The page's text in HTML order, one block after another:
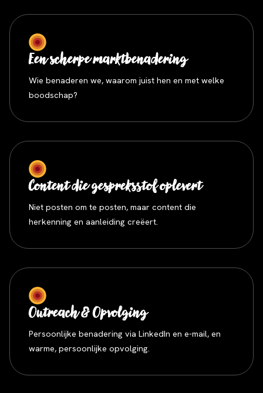
Een scherpe marktbenadering
Wie benaderen we, waarom juist hen en met welke
boodschap?
Content die gespreksstof oplevert
Niet posten om te posten, maar content die
herkenning en aanleiding creëert.
Outreach & Opvolging
Persoonlijke benadering via LinkedIn en e-mail, en
warme, persoonlijke opvolging.